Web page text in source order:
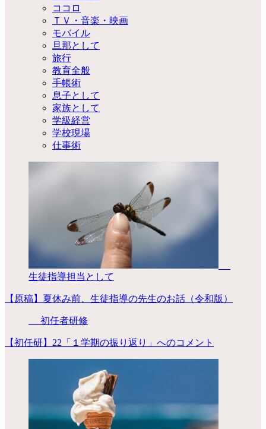
ココロ
ＴＶ・音楽・映画
モバイル
旦那として
旅行
教育全般
手帳術
息子として
家族として
学級経営
学校現場
仕事術
生徒指導担当として
【原稿】夏休み前、生徒指導の先生のお話（令和版）
初任者研修
【初任研】22「１学期の振り返り」へのコメント